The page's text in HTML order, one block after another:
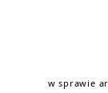
w sprawie